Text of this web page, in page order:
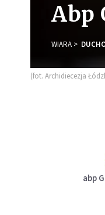
Abp
WIARA
(fot. Archidiecezja
abp